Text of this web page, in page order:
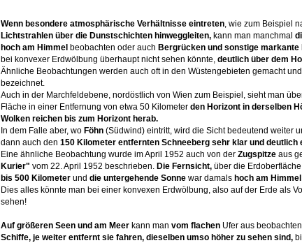
Wenn besondere atmosphärische Verhältnisse eintreten, wie zum Beispiel
Lichtstrahlen über die Dunstschichten hinweggleiten, kann man manchmal
hoch am Himmel beobachten oder auch Bergrücken und sonstige markante
bei konvexer Erdwölbung überhaupt nicht sehen könnte, deutlich über dem
Ähnliche Beobachtungen werden auch oft in den Wüstengebieten gemacht
bezeichnet.
Auch in der Marchfeldebene, nordöstlich von Wien zum Beispiel, sieht man
Fläche in einer Entfernung von etwa 50 Kilometer den Horizont in derselben
Wolken reichen bis zum Horizont herab.
In dem Falle aber, wo Föhn(Südwind) eintritt, wird die Sicht bedeutend weiter
dann auch den 150 Kilometer entfernten Schneeberg sehr klar und deutlich
Eine ähnliche Beobachtung wurde im April 1952 auch von der Zugspitze aus
Kurier" vom 22. April 1952 beschrieben. Die Fernsicht, über die
bis 500 Kilometer und die untergehende Sonne war damals hoch am
Dies alles könnte man bei einer konvexen Erdwölbung, also auf der Erde als
sehen!
Auf größeren Seen und am Meerkann man vom flachenUfer aus
Schiffe, je weiter entfernt sie fahren, dieselben umso höher zu sehen sind,